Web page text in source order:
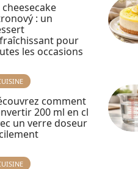
cheesecake
: un
pour
les occasions
comment
200 ml en cl
un verre doseur